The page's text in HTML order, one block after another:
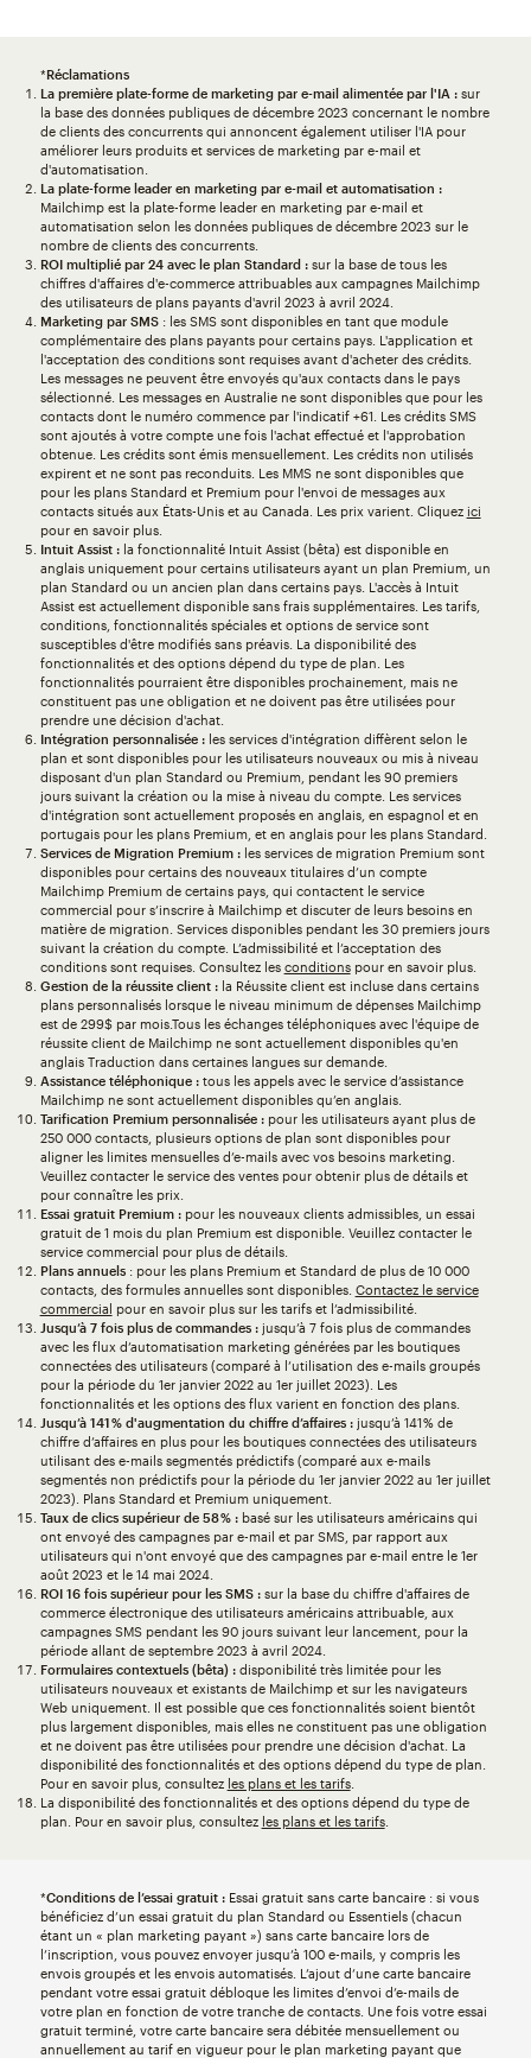
*Réclamations
La première plate-forme de marketing par e-mail alimentée par l'IA :sur
la base des données publiques de décembre 2023 concernant le nombre
de clients des concurrents qui annoncent également utiliser l'IA pour
améliorer leurs produits et services de marketing par e-mail et
d'automatisation.
La plate-forme leader en marketing par e-mail et automatisation :
Mailchimp est la plate-forme leader en marketing par e-mail et
automatisation selon les données publiques de décembre 2023 sur le
nombre de clients des concurrents.
ROI multiplié par 24 avec le plan Standard :sur la base de tous les
chiffres d'affaires d'e-commerce attribuables aux campagnes Mailchimp
des utilisateurs de plans payants d'avril 2023 à avril 2024.
Marketing par SMS: les SMS sont disponibles en tant que module
complémentaire des plans payants pour certains pays. L'application et
l'acceptation des conditions sont requises avant d'acheter des crédits.
Les messages ne peuvent être envoyés qu'aux contacts dans le pays
sélectionné. Les messages en Australie ne sont disponibles que pour les
contacts dont le numéro commence par l'indicatif +61. Les crédits SMS
sont ajoutés à votre compte une fois l'achat effectué et l'approbation
obtenue. Les crédits sont émis mensuellement. Les crédits non utilisés
expirent et ne sont pas reconduits. Les MMS ne sont disponibles que
pour les plans Standard et Premium pour l'envoi de messages aux
contacts situés aux États-Unis et au Canada. Les prix varient. Cliquez ici
pour en savoir plus.
Intuit Assist :la fonctionnalité Intuit Assist (bêta) est disponible en
anglais uniquement pour certains utilisateurs ayant un plan Premium, un
plan Standard ou un ancien plan dans certains pays. L'accès à Intuit
Assist est actuellement disponible sans frais supplémentaires. Les tarifs,
conditions, fonctionnalités spéciales et options de service sont
susceptibles d'être modifiés sans préavis. La disponibilité des
fonctionnalités et des options dépend du type de plan. Les
fonctionnalités pourraient être disponibles prochainement, mais ne
constituent pas une obligation et ne doivent pas être utilisées pour
prendre une décision d'achat.
Intégration personnalisée :les services d'intégration diffèrent selon le
plan et sont disponibles pour les utilisateurs nouveaux ou mis à niveau
disposant d'un plan Standard ou Premium, pendant les 90 premiers
jours suivant la création ou la mise à niveau du compte. Les services
d'intégration sont actuellement proposés en anglais, en espagnol et en
portugais pour les plans Premium, et en anglais pour les plans Standard.
Services de Migration Premium :les services de migration Premium sont
disponibles pour certains des nouveaux titulaires d’un compte
Mailchimp Premium de certains pays, qui contactent le service
commercial pour s’inscrire à Mailchimp et discuter de leurs besoins en
matière de migration. Services disponibles pendant les 30 premiers jours
suivant la création du compte. L’admissibilité et l’acceptation des
conditions sont requises. Consultez les conditionspour en savoir plus.
Gestion de la réussite client :la Réussite client est incluse dans certains
plans personnalisés lorsque le niveau minimum de dépenses Mailchimp
est de 299$ par mois.Tous les échanges téléphoniques avec l'équipe de
réussite client de Mailchimp ne sont actuellement disponibles qu'en
anglais Traduction dans certaines langues sur demande.
Assistance téléphonique :tous les appels avec le service d’assistance
Mailchimp ne sont actuellement disponibles qu’en anglais.
Tarification Premium personnalisée :pour les utilisateurs ayant plus de
250 000 contacts, plusieurs options de plan sont disponibles pour
aligner les limites mensuelles d’e-mails avec vos besoins marketing.
Veuillez contacter le service des ventes pour obtenir plus de détails et
pour connaître les prix.
Essai gratuit Premium :pour les nouveaux clients admissibles, un essai
gratuit de 1 mois du plan Premium est disponible. Veuillez contacter le
service commercial pour plus de détails.
Plans annuels: pour les plans Premium et Standard de plus de 10 000
contacts, des formules annuelles sont disponibles. Contactez le service
commercial pour en savoir plus sur les tarifs et l’admissibilité.
Jusqu’à 7 fois plus de commandes :jusqu’à 7 fois plus de commandes
avec les flux d’automatisation marketing générées par les boutiques
connectées des utilisateurs (comparé à l’utilisation des e-mails groupés
pour la période du 1er janvier 2022 au 1er juillet 2023). Les
fonctionnalités et les options des flux varient en fonction des plans.
Jusqu’à 141 % d'augmentation du chiffre d’affaires :jusqu’à 141 % de
chiffre d’affaires en plus pour les boutiques connectées des utilisateurs
utilisant des e-mails segmentés prédictifs (comparé aux e-mails
segmentés non prédictifs pour la période du 1er janvier 2022 au 1er juillet
2023). Plans Standard et Premium uniquement.
Taux de clics supérieur de 58 % :basé sur les utilisateurs américains qui
ont envoyé des campagnes par e-mail et par SMS, par rapport aux
utilisateurs qui n'ont envoyé que des campagnes par e-mail entre le 1er
août 2023 et le 14 mai 2024.
ROI 16 fois supérieur pour les SMS :sur la base du chiffre d'affaires de
commerce électronique des utilisateurs américains attribuable, aux
campagnes SMS pendant les 90 jours suivant leur lancement, pour la
période allant de septembre 2023 à avril 2024.
Formulaires contextuels (bêta) :disponibilité très limitée pour les
utilisateurs nouveaux et existants de Mailchimp et sur les navigateurs
Web uniquement. Il est possible que ces fonctionnalités soient bientôt
plus largement disponibles, mais elles ne constituent pas une obligation
et ne doivent pas être utilisées pour prendre une décision d'achat. La
disponibilité des fonctionnalités et des options dépend du type de plan.
Pour en savoir plus, consultez les plans et les tarifs.
La disponibilité des fonctionnalités et des options dépend du type de
plan. Pour en savoir plus, consultez les plans et les tarifs.
*Conditions de l’essai gratuit :Essai gratuit sans carte bancaire : si vous
bénéficiez d’un essai gratuit du plan Standard ou Essentiels (chacun
étant un « plan marketing payant ») sans carte bancaire lors de
l’inscription, vous pouvez envoyer jusqu’à 100 e-mails, y compris les
envois groupés et les envois automatisés. L’ajout d’une carte bancaire
pendant votre essai gratuit débloque les limites d’envoi d’e-mails de
votre plan en fonction de votre tranche de contacts. Une fois votre essai
gratuit terminé, votre carte bancaire sera débitée mensuellement ou
annuellement au tarif en vigueur pour le plan marketing payant que